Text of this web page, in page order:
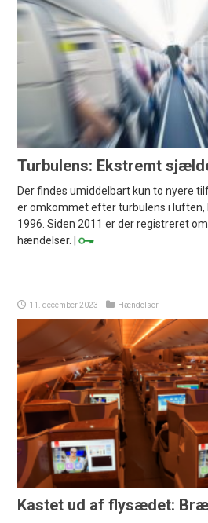
Turbulens: Ekstremt
Der findes umiddelbart kun to nyere
er omkommet efter turbulens i
1996. Siden 2011 er der registreret
hændelser. |
11. december 2023 Hændelser
Kastet ud af flysædet: